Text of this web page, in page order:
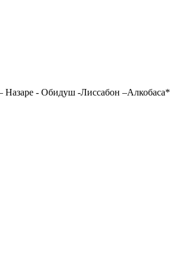
- Обидуш -Лиссабон –Алкобаса*